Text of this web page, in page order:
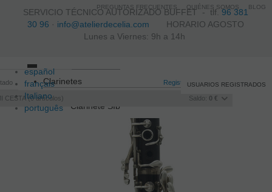
SERVICIO TÉCNICO AUTORIZADO BUFFET -tlf.96 381
30 96 · info@atelierdecelia.com HORARIO AGOSTO
Lunes a Viernes: 9h a 14h
español
français
Italiano
português
Registro /Iniciar sesión
CESTA 0artículos Saldo: 0 €
USUARIOS REGISTRADOS
Toggle
navigation
Clarinetes
Clarinete SIb
PREGUNTAS FRECUENTES QUIÉNES SOMOS BLOG